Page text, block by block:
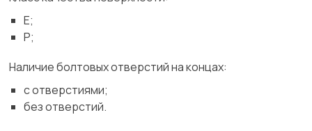
Е;
Р;
Наличие болтовых отверстий на концах:
с отверстиями;
без отверстий.